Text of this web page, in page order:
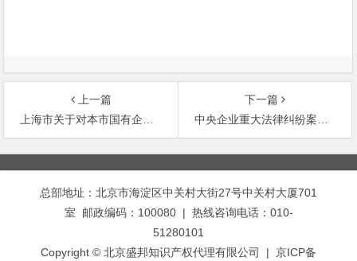
上一篇
上海市关于对本市国有企业经营者实施期股激励的若干意见(试行)
下一篇
中央企业重大法律纠纷案件管理暂行办法
文
章
总部地址：北京市海淀区中关村大街27号中关村大厦701
室 邮政编码：100080 | 热线咨询电话：010-
51280101
Copyright © 北京盛邦知识产权代理有限公司 | 京ICP备